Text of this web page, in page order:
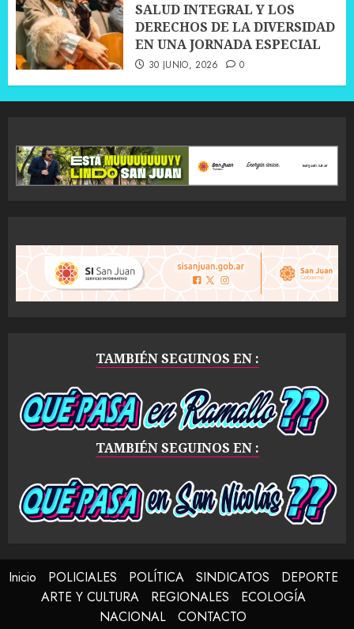
SALUD INTEGRAL Y LOS
DERECHOS DE LA DIVERSIDAD
EN UNA JORNADA ESPECIAL
30 JUNIO, 2026 0
TAMBIÉN SEGUINOS EN :
TAMBIÉN SEGUINOS EN :
Inicio POLICIALES POLÍTICA SINDICATOS
DEPORTE
ARTE Y CULTURA
REGIONALES
ECOLOGÍA
NACIONAL
CONTACTO